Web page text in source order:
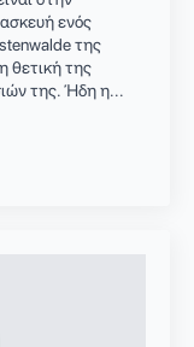
ενός
της
θετική της
της. Ήδη η...